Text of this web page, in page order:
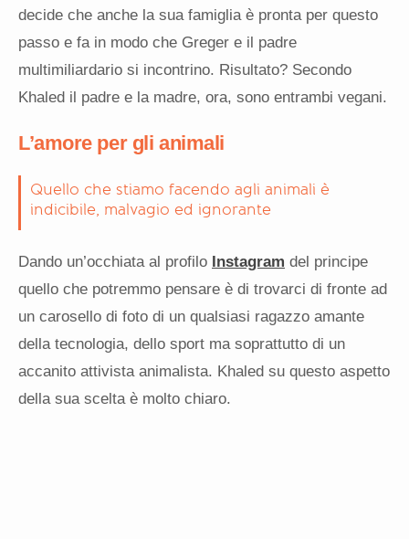
decide che anche la sua famiglia è pronta per questo
passo e fa in modo che Greger e il padre
multimiliardario si incontrino. Risultato? Secondo
Khaled il padre e la madre, ora, sono entrambi vegani.
L’amore per gli animali
Quello che stiamo facendo agli animali è
indicibile, malvagio ed ignorante
Dando un’occhiata al profilo Instagram del principe
quello che potremmo pensare è di trovarci di fronte ad
un carosello di foto di un qualsiasi ragazzo amante
della tecnologia, dello sport ma soprattutto di un
accanito attivista animalista. Khaled su questo aspetto
della sua scelta è molto chiaro.